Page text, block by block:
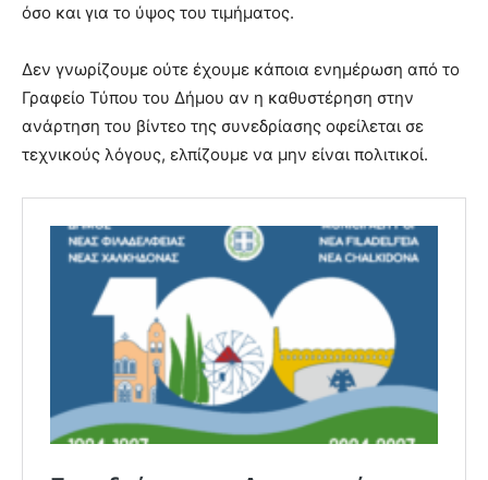
όσο και για το ύψος του τιμήματος.
Δεν γνωρίζουμε ούτε έχουμε κάποια ενημέρωση από το
Γραφείο Τύπου του Δήμου αν η καθυστέρηση στην
ανάρτηση του βίντεο της συνεδρίασης οφείλεται σε
τεχνικούς λόγους, ελπίζουμε να μην είναι πολιτικοί.